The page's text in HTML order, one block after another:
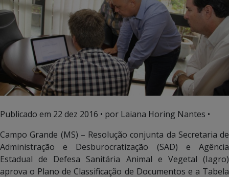
Publicado em 22 dez 2016 • por Laiana Horing Nantes •
Campo Grande (MS) – Resolução conjunta da Secretaria de
Administração e Desburocratização (SAD) e Agência
Estadual de Defesa Sanitária Animal e Vegetal (Iagro)
aprova o Plano de Classificação de Documentos e a Tabela